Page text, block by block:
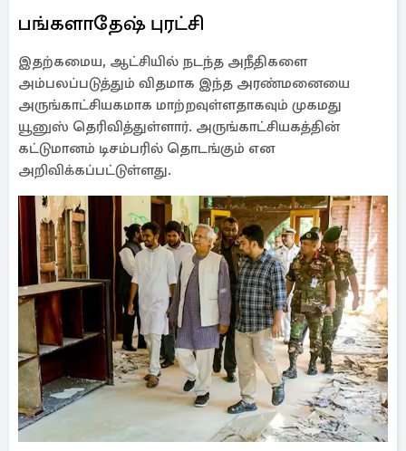
பங்களாதேஷ் புரட்சி
இதற்கமைய, ஆட்சியில் நடந்த அநீதிகளை
அம்பலப்படுத்தும் விதமாக இந்த அரண்மனையை
அருங்காட்சியகமாக மாற்றவுள்ளதாகவும் முகமது
யூனுஸ் தெரிவித்துள்ளார். அருங்காட்சியகத்தின்
கட்டுமானம் டிசம்பரில் தொடங்கும் என
அறிவிக்கப்பட்டுள்ளது.